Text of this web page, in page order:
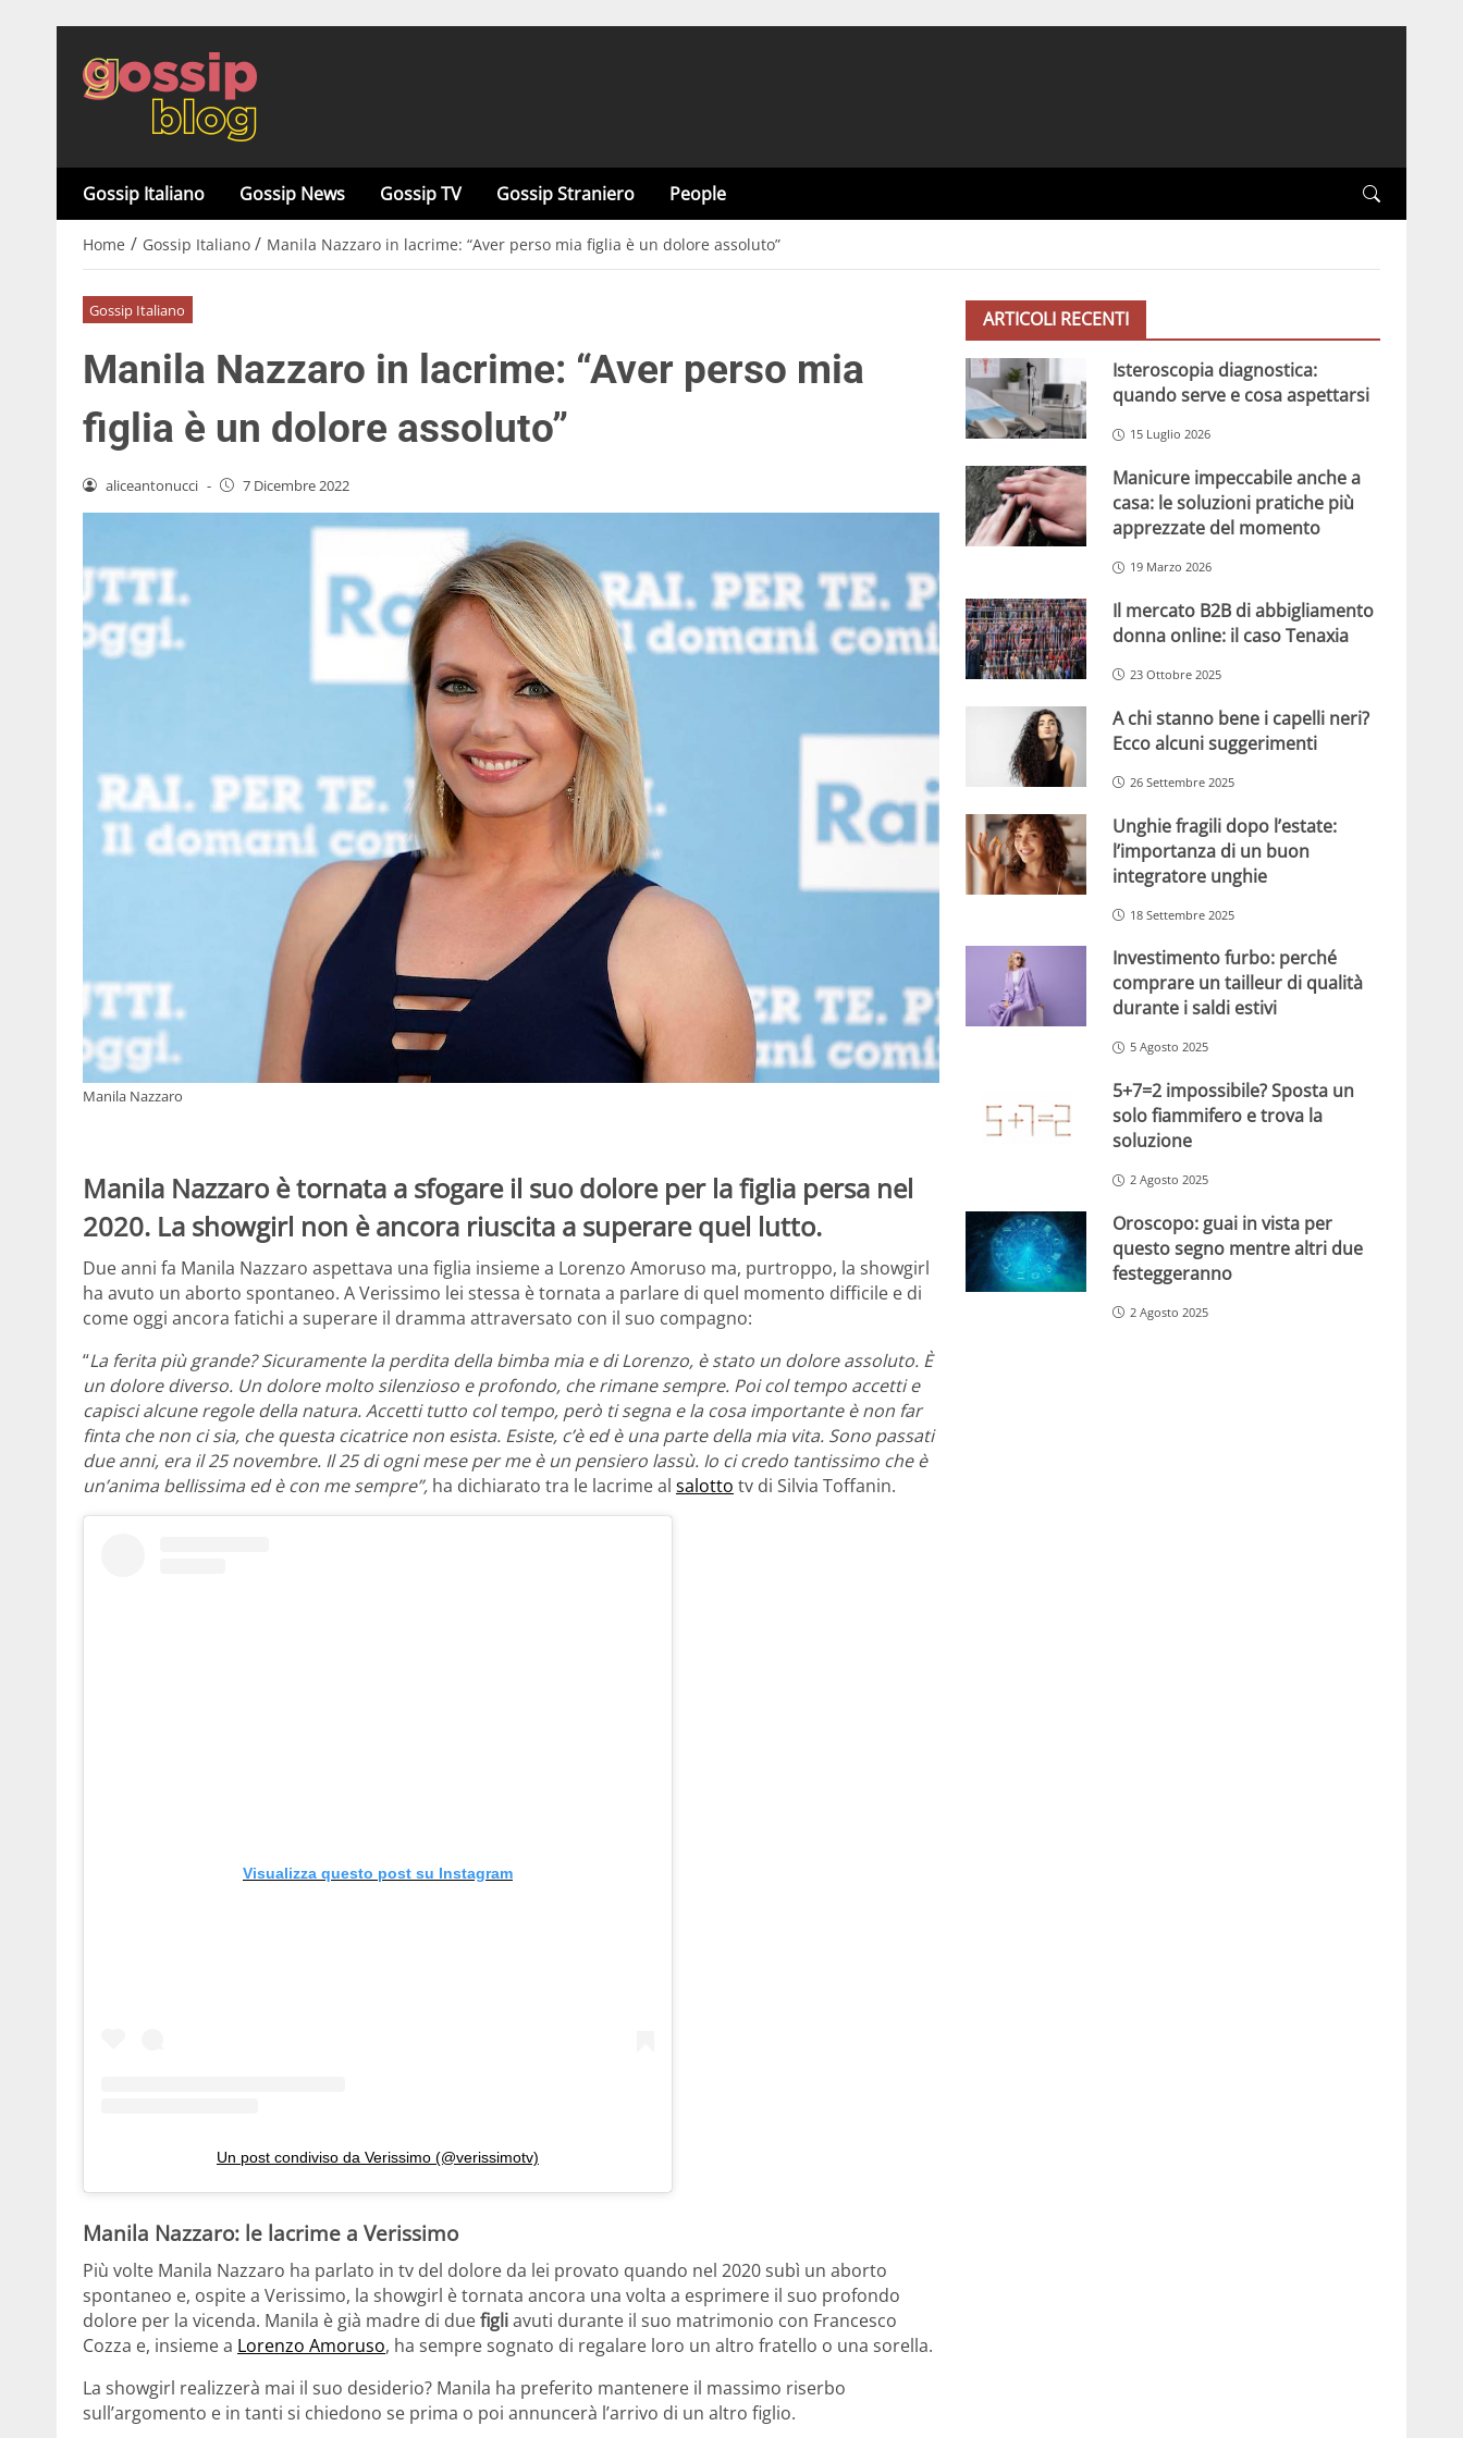
Gossip Italiano Gossip News Gossip TV Gossip Straniero People
Home / Gossip Italiano / Manila Nazzaro in lacrime: “Aver perso mia figlia è un dolore assoluto”
Gossip Italiano
Manila Nazzaro in lacrime: “Aver perso mia
figlia è un dolore assoluto”
aliceantonucci - 7 Dicembre 2022
Manila Nazzaro
Manila Nazzaro è tornata a sfogare il suo dolore per la figlia persa nel
2020. La showgirl non è ancora riuscita a superare quel lutto.
Due anni fa Manila Nazzaro aspettava una figlia insieme a Lorenzo Amoruso ma, purtroppo, la showgirl
ha avuto un aborto spontaneo. A Verissimo lei stessa è tornata a parlare di quel momento difficile e di
come oggi ancora fatichi a superare il dramma attraversato con il suo compagno:
“La ferita più grande? Sicuramente la perdita della bimba mia e di Lorenzo, è stato un dolore assoluto. È
un dolore diverso. Un dolore molto silenzioso e profondo, che rimane sempre. Poi col tempo accetti e
capisci alcune regole della natura. Accetti tutto col tempo, però ti segna e la cosa importante è non far
finta che non ci sia, che questa cicatrice non esista. Esiste, c’è ed è una parte della mia vita. Sono passati
due anni, era il 25 novembre. Il 25 di ogni mese per me è un pensiero lassù. Io ci credo tantissimo che è
un’anima bellissima ed è con me sempre”, ha dichiarato tra le lacrime al salotto tv di Silvia Toffanin.
Visualizza questo post su Instagram
Un post condiviso da Verissimo (@verissimotv)
Manila Nazzaro: le lacrime a Verissimo
Più volte Manila Nazzaro ha parlato in tv del dolore da lei provato quando nel 2020 subì un aborto
spontaneo e, ospite a Verissimo, la showgirl è tornata ancora una volta a esprimere il suo profondo
dolore per la vicenda. Manila è già madre di duefigliavuti durante il suo matrimonio con Francesco
Cozza e, insieme a Lorenzo Amoruso, ha sempre sognato di regalare loro un altro fratello o una sorella.
La showgirl realizzerà mai il suo desiderio? Manila ha preferito mantenere il massimo riserbo
sull’argomento e in tanti si chiedono se prima o poi annuncerà l’arrivo di un altro figlio.
ARTICOLI RECENTI
Isteroscopia diagnostica:
quando serve e cosa aspettarsi
15 Luglio 2026
Manicure impeccabile anche a
casa: le soluzioni pratiche più
apprezzate del momento
19 Marzo 2026
Il mercato B2B di abbigliamento
donna online: il caso Tenaxia
23 Ottobre 2025
A chi stanno bene i capelli neri?
Ecco alcuni suggerimenti
26 Settembre 2025
Unghie fragili dopo l’estate:
l’importanza di un buon
integratore unghie
18 Settembre 2025
Investimento furbo: perché
comprare un tailleur di qualità
durante i saldi estivi
5 Agosto 2025
5+7=2 impossibile? Sposta un
solo fiammifero e trova la
soluzione
2 Agosto 2025
Oroscopo: guai in vista per
questo segno mentre altri due
festeggeranno
2 Agosto 2025